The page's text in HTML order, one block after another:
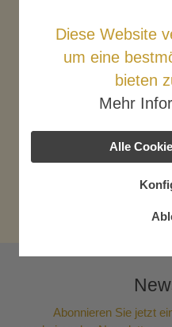
Beschreibung
Die "Königinnen" der
einzigartigen Salbe.
Abonnieren Sie jetzt
Diese Website
um eine
bieten
Mehr
Alle